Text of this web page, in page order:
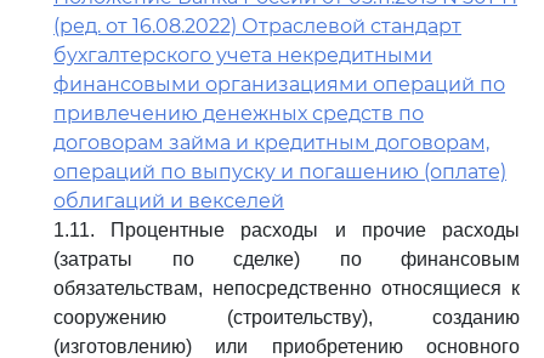
(ред. от 16.08.2022) Отраслевой стандарт
бухгалтерского учета некредитными
финансовыми организациями операций по
привлечению денежных средств по
договорам займа и кредитным договорам,
операций по выпуску и погашению (оплате)
облигаций и векселей
1.11. Процентные расходы и прочие расходы
(затраты по сделке) по финансовым
обязательствам, непосредственно относящиеся к
сооружению (строительству), созданию
(изготовлению) или приобретению основного